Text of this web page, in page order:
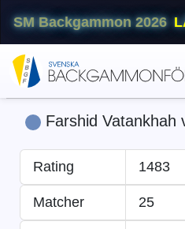
SM Backgammon 2026
Farshid Vatankhah
Rating 1483
Matcher 25